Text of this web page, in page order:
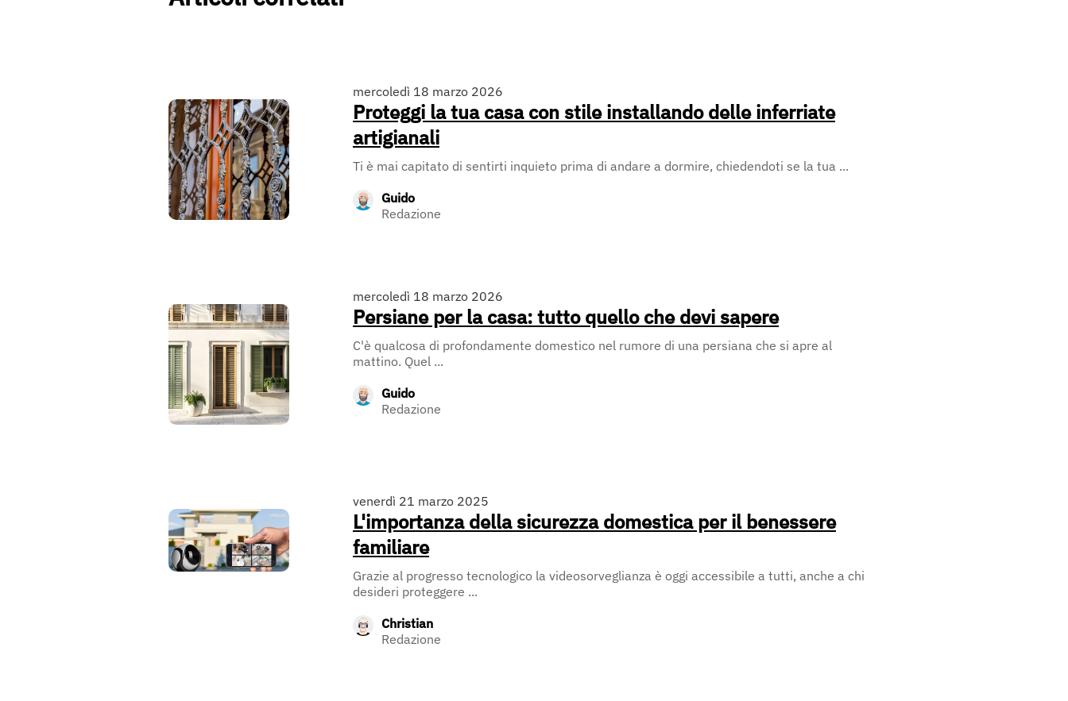
mercoledì 18 marzo 2026
Proteggi la tua casa con stile installando delle inferriate
artigianali
Ti è mai capitato di sentirti inquieto prima di andare a dormire, chiedendoti se la tua ...
Guido
Redazione
mercoledì 18 marzo 2026
Persiane per la casa: tutto quello che devi sapere
C'è qualcosa di profondamente domestico nel rumore di una persiana che si apre al
mattino. Quel ...
Guido
Redazione
venerdì 21 marzo 2025
L'importanza della sicurezza domestica per il benessere
familiare
Grazie al progresso tecnologico la videosorveglianza è oggi accessibile a tutti, anche a chi
desideri proteggere ...
Christian
Redazione